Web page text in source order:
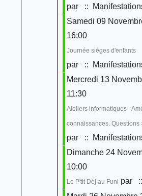
par
::
Samedi 09
16:00
Journée sièges d'enfants
par
::
Mercredi 13
11:30
Ateliers informatiques -
connaissances. Questions
par
::
Dimanche 24
10:00
Le P'tit Déj au Funi par